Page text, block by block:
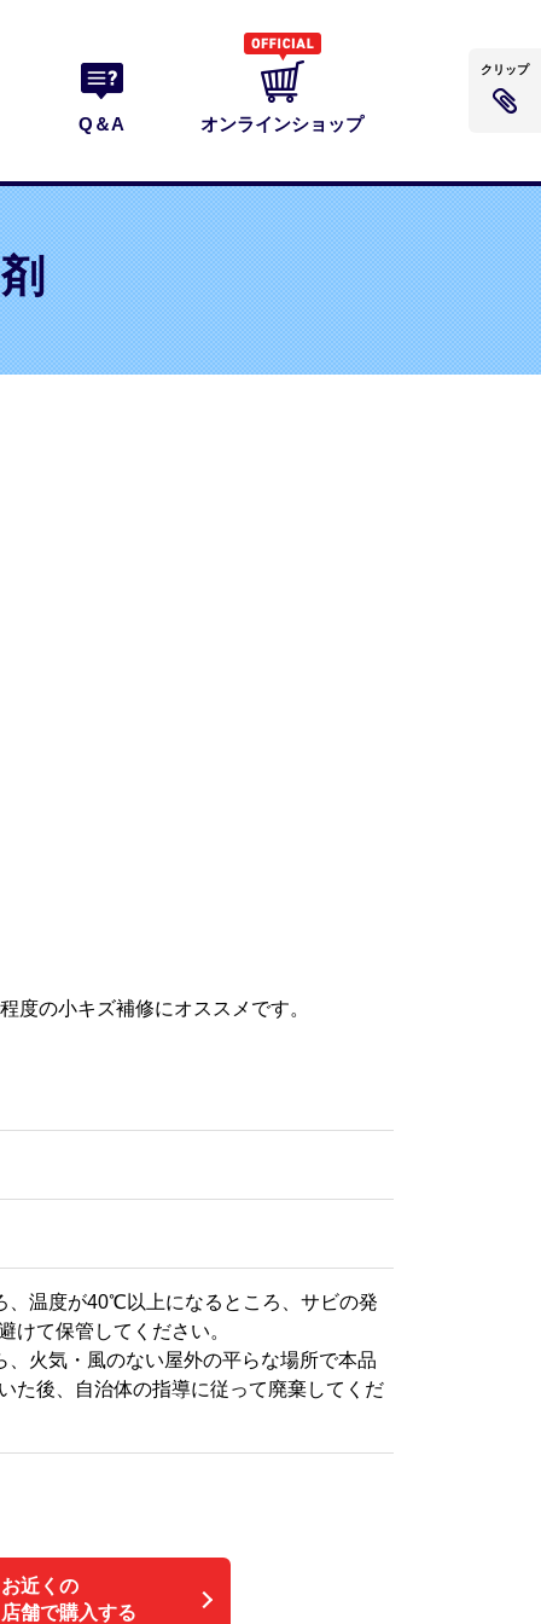
Q＆A オンラインショップ
度の小キズ補修にオススメです。
、温度が40℃以上になるところ、サビの発
けて保管してください。
火気・風のない屋外の平らな場所で本品
た後、自治体の指導に従って廃棄してくだ
お近くの
店舗で購入する
クリップ